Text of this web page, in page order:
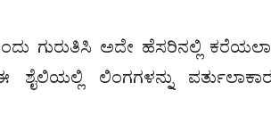
ಗುರುತಿಸಿ ಅದೇ ಹೆಸರಿನಲ್ಲಿ
ಲಿಂಗಗಳನ್ನು